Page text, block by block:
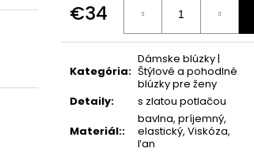
€34
Jednotková
cena:
Kategória:
Dámske blúzky |
Štýlové a pohodlné
blúzky pre ženy
Detaily:
s zlatou potlačou
Materiál::
bavlna, príjemný,
elastický, Viskóza,
ľan